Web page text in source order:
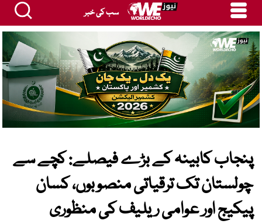
سب کی خبر
پنجاب کابینہ کے بڑے فیصلے: کچے سے
چولستان تک ترقیاتی منصوبوں، کسان
پیکیج اور عوامی ریلیف کی منظوری